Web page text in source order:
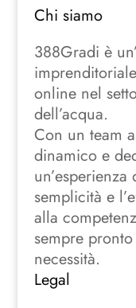
Chi siamo
388Gradi è
online nel
dell’acqua.
Con un team
dinamico e
semplicità e
alla
sempre
necessità.
Legal